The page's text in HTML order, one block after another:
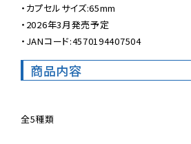
・カプセルサイズ:65mm
・2026年3月発売予定
・JANコード:4570194407504
商品内容
全5種類